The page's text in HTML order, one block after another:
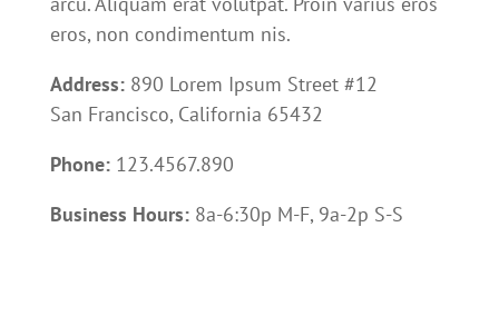
eros, non condimentum nis.
Address:890 Lorem Ipsum Street #12
San Francisco, California 65432
Phone:123.4567.890
Business Hours:8a-6:30p M-F, 9a-2p S-S